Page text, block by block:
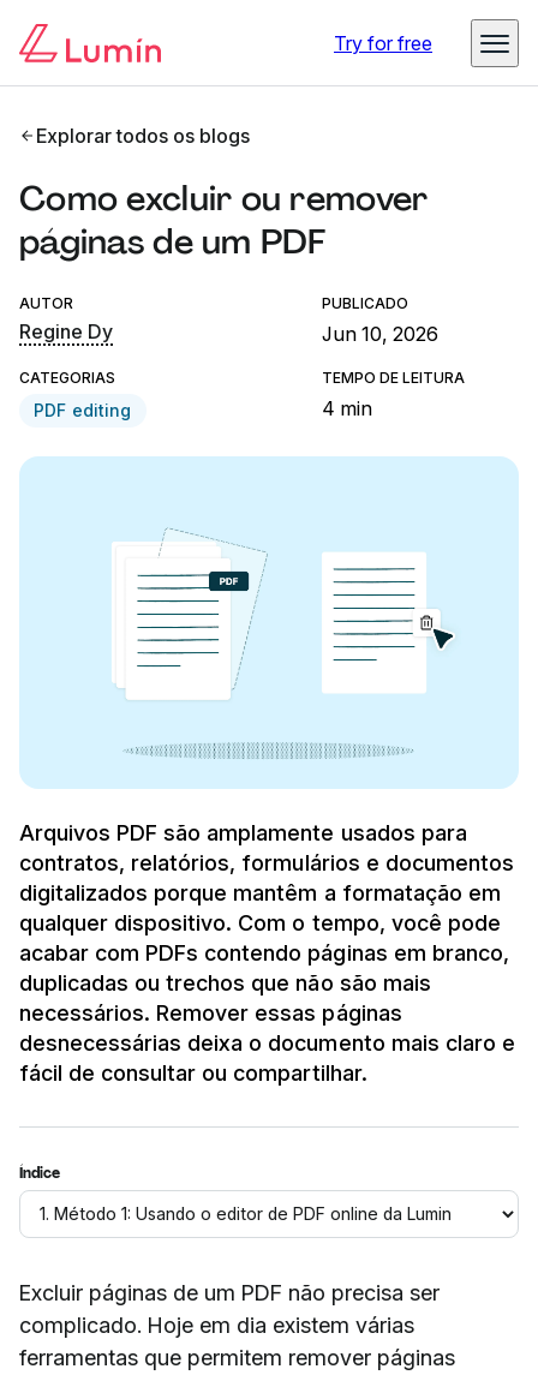
Try for free
Explorar todos os blogs
Como excluir ou remover
páginas de um PDF
AUTOR
Regine Dy
PUBLICADO
Jun 10, 2026
CATEGORIAS
PDF editing
TEMPO DE LEITURA
4 min
Arquivos PDF são amplamente usados para
contratos, relatórios, formulários e documentos
digitalizados porque mantêm a formatação em
qualquer dispositivo. Com o tempo, você pode
acabar com PDFs contendo páginas em branco,
duplicadas ou trechos que não são mais
necessários. Remover essas páginas
desnecessárias deixa o documento mais claro e
fácil de consultar ou compartilhar.
Índice
Excluir páginas de um PDF não precisa ser
complicado. Hoje em dia existem várias
ferramentas que permitem remover páginas